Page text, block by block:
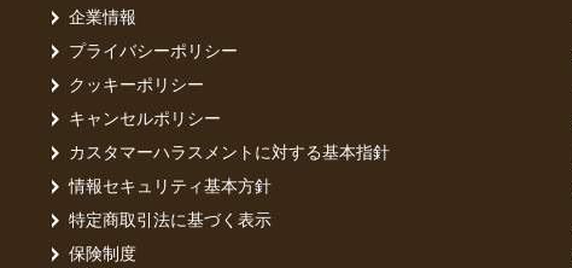
企業情報
プライバシーポリシー
クッキーポリシー
キャンセルポリシー
カスタマーハラスメントに対する基本指針
情報セキュリティ基本方針
特定商取引法に基づく表示
保険制度